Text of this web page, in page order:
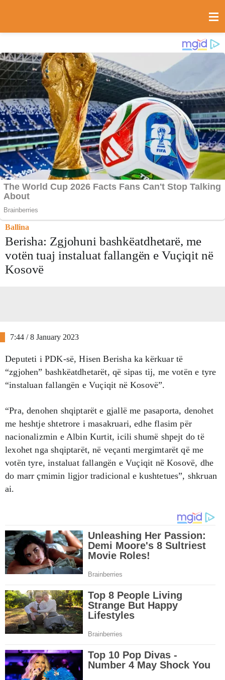
Ballina
Berisha: Zgjohuni bashkëatdhetarë, me
votën tuaj instaluat fallangën e Vuçiqit në
Kosovë
7:44 / 8 January 2023
Deputeti i PDK-së, Hisen Berisha ka kërkuar të
“zgjohen” bashkëatdhetarët, që sipas tij, me votën e tyre
“instaluan fallangën e Vuçiqit në Kosovë”.
“Pra, denohen shqiptarët e gjallë me pasaporta, denohet
me heshtje shtetrore i masakruari, edhe flasim për
nacionalizmin e Albin Kurtit, icili shumë shpejt do të
lexohet nga shqiptarët, në veçanti mergimtarët që me
votën tyre, instaluat fallangën e Vuçiqit në Kosovë, dhe
do marr çmimin ligjor tradicional e kushtetues”, shkruan
ai.